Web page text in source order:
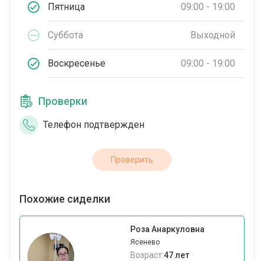
Пятница 09:00 - 19:00
Суббота Выходной
Воскресенье 09:00 - 19:00
Проверки
Телефон подтвержден
Проверить
Похожие сиделки
Роза Анаркуловна
Ясенево
Возраст:47 лет